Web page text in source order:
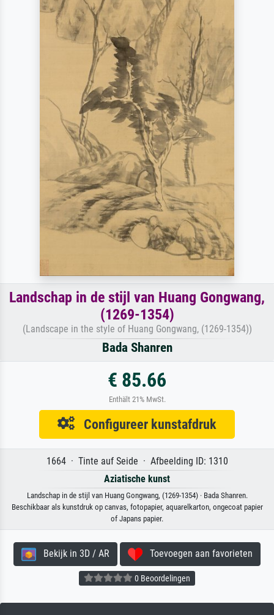
Landschap in de stijl van Huang Gongwang,
(1269-1354)
(Landscape in the style of Huang Gongwang, (1269-1354))
Bada Shanren
€ 85.66
Enthält 21% MwSt.
Configureer kunstafdruk
1664 · Tinte auf Seide · Afbeelding ID: 1310
Aziatische kunst
Landschap in de stijl van Huang Gongwang, (1269-1354) · Bada Shanren.
Beschikbaar als kunstdruk op canvas, fotopapier, aquarelkarton, ongecoat papier
of Japans papier.
Bekijk in 3D / AR Toevoegen aan favorieten
0 Beoordelingen